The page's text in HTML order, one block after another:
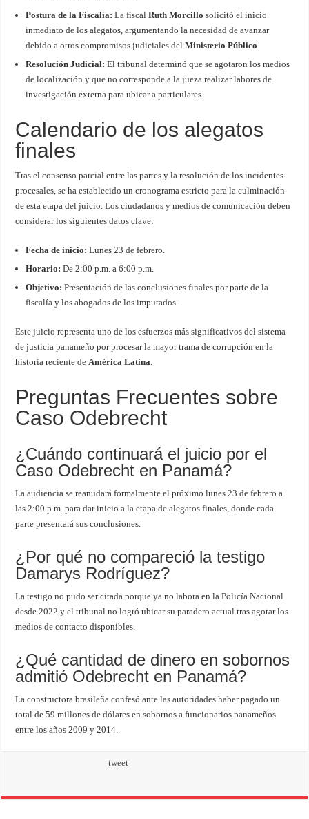
Postura de la Fiscalía: La fiscalRuth Morcillo solicitó el inicio
inmediato de los alegatos, argumentando la necesidad de avanzar
debido a otros compromisos judiciales delMinisterio Público.
Resolución Judicial: El tribunal determinó que se agotaron los medios
de localización y que no corresponde a la jueza realizar labores de
investigación externa para ubicar a particulares.
Calendario de los alegatos
finales
Tras el consenso parcial entre las partes y la resolución de los incidentes
procesales, se ha establecido un cronograma estricto para la culminación
de esta etapa del juicio. Los ciudadanos y medios de comunicación deben
considerar los siguientes datos clave:
Fecha de inicio: Lunes 23 de febrero.
Horario: De 2:00 p.m. a 6:00 p.m.
Objetivo: Presentación de las conclusiones finales por parte de la
fiscalía y los abogados de los imputados.
Este juicio representa uno de los esfuerzos más significativos del sistema
de justicia panameño por procesar la mayor trama de corrupción en la
historia reciente deAmérica Latina.
Preguntas Frecuentes sobre
Caso Odebrecht
¿Cuándo continuará el juicio por el
Caso Odebrecht en Panamá?
La audiencia se reanudará formalmente el próximo lunes 23 de febrero a
las 2:00 p.m. para dar inicio a la etapa de alegatos finales, donde cada
parte presentará sus conclusiones.
¿Por qué no compareció la testigo
Damarys Rodríguez?
La testigo no pudo ser citada porque ya no labora en la Policía Nacional
desde 2022 y el tribunal no logró ubicar su paradero actual tras agotar los
medios de contacto disponibles.
¿Qué cantidad de dinero en sobornos
admitió Odebrecht en Panamá?
La constructora brasileña confesó ante las autoridades haber pagado un
total de 59 millones de dólares en sobornos a funcionarios panameños
entre los años 2009 y 2014.
tweet